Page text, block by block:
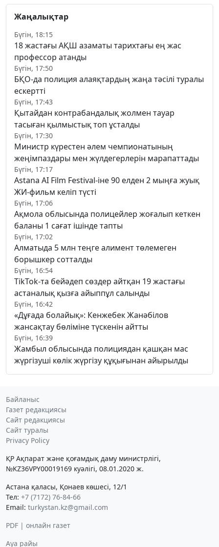
Жаңалықтар
Бүгін, 18:15
18 жастағы АҚШ азаматы тарихтағы ең жас
профессор атанды
Бүгін, 17:50
БҚО-да полиция алаяқтардың жаңа тәсілі туралы
ескертті
Бүгін, 17:43
Қытайдан контрабандалық жолмен тауар
тасыған қылмыстық топ ұсталды
Бүгін, 17:30
Министр күрестен әлем чемпионатының
жеңімпаздары мен жүлдегерлерін марапаттады
Бүгін, 17:17
Astana AI Film Festival-іне 90 елден 2 мыңға жуық
ЖИ-фильм келіп түсті
Бүгін, 17:06
Ақмола облысында полицейлер жоғалып кеткен
баланы 1 сағат ішінде тапты
Бүгін, 17:02
Алматыда 5 млн теңге алимент төлемеген
борышкер сотталды
Бүгін, 16:54
TikTok-та бейәдеп сөздер айтқан 19 жастағы
астаналық қызға айыппұл салынды
Бүгін, 16:42
«Дұғада болайық»: Кенжебек Жанәбілов
жансақтау бөліміне түскенін айтты
Бүгін, 16:39
Жамбыл облысында полициядан қашқан мас
жүргізуші көлік жүргізу құқығынан айырылды
Байланыс
Газет редакциясы
Сайт редакциясы
Сайт туралы
Privacy Policy
ҚР Ақпарат және қоғамдық даму министрлігі,
№KZ36VPY00019169 куәлігі, 08.01.2020 ж.
Астана қаласы, Қонаев көшесі, 12/1
Тел: +7 (7172) 76-84-66
Email: turkystan.kz@gmail.com
PDF | онлайн газет
Ауа райы